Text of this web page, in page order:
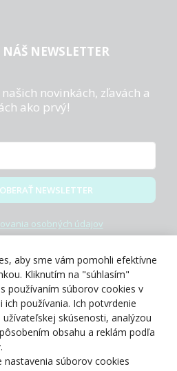
NEWSLETTER
novinkách, zľavách a
ako prvý!
NEWSLETTER
osobných údajov
aby sme vám pomohli efektívne
Kliknutím na "súhlasím"
používaním súborov cookies v
ich používania. Ich potvrdenie
skúsenosti, analýzou
obsahu a reklám podľa
súborov cookies